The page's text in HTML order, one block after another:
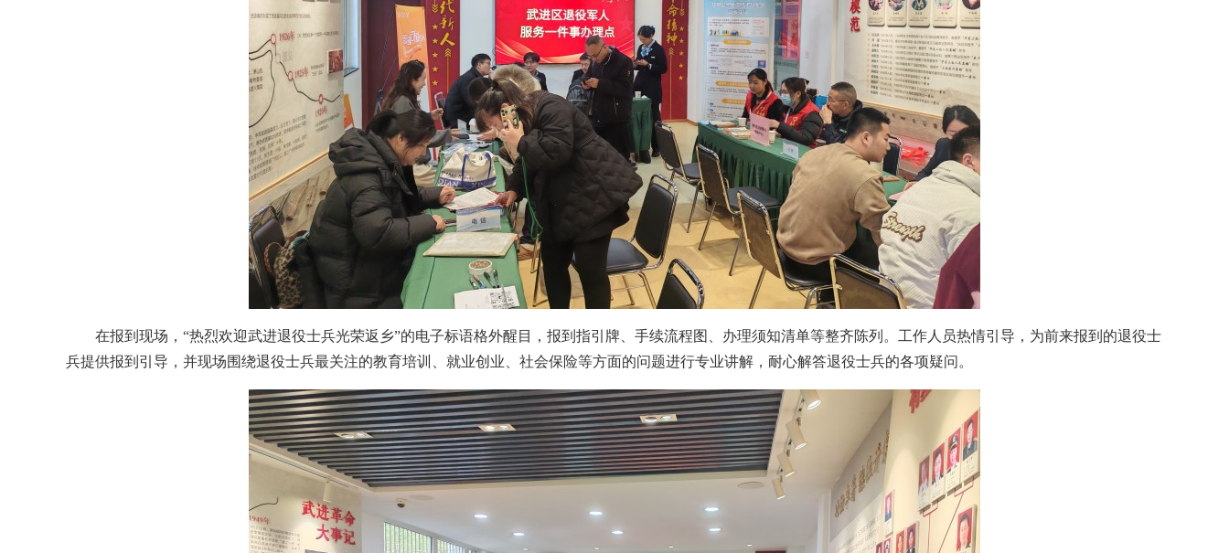
在报到现场，“热烈欢迎武进退役士兵光荣返乡”的电子标语格外醒目，报到指引牌、手续流程图、办理须知清单等整齐陈列。工作人员热情引导，为前来报到的退役士
兵提供报到引导，并现场围绕退役士兵最关注的教育培训、就业创业、社会保险等方面的问题进行专业讲解，耐心解答退役士兵的各项疑问。